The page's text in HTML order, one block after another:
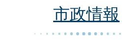
市政情報